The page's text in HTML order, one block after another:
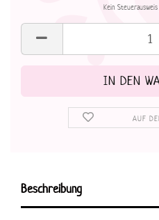
Kein
AUF
Beschreibung